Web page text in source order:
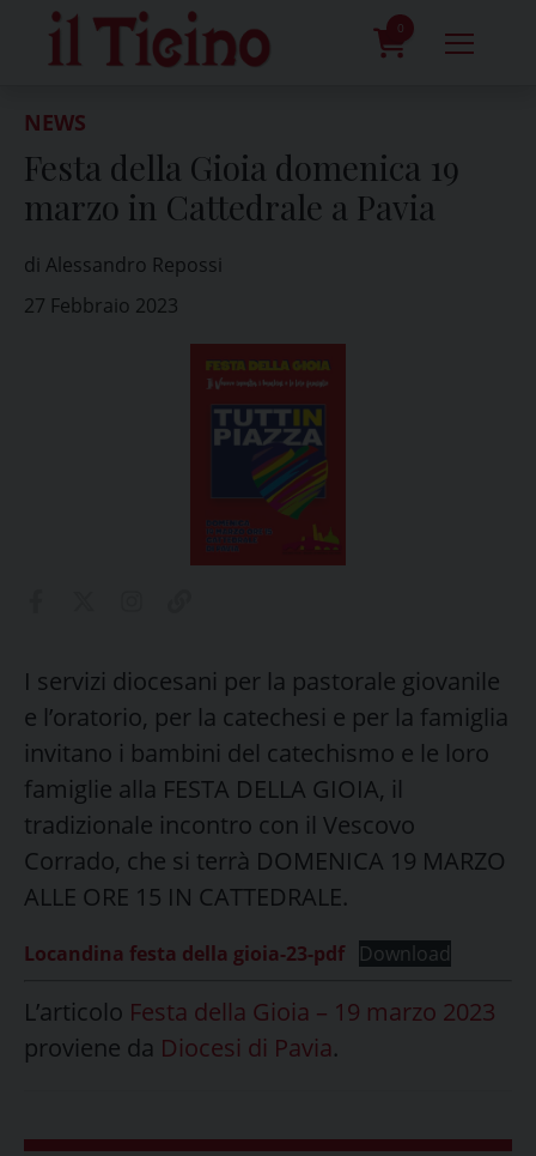
content
0
NEWS
Festa della Gioia domenica 19
marzo in Cattedrale a Pavia
di Alessandro Repossi
27 Febbraio 2023
I servizi diocesani per la pastorale giovanile
e l’oratorio, per la catechesi e per la famiglia
invitano i bambini del catechismo e le loro
famiglie alla FESTA DELLA GIOIA, il
tradizionale incontro con il Vescovo
Corrado, che si terrà DOMENICA 19 MARZO
ALLE ORE 15 IN CATTEDRALE.
Locandina festa della gioia-23-pdf Download
L’articolo Festa della Gioia – 19 marzo 2023
proviene da Diocesi di Pavia.